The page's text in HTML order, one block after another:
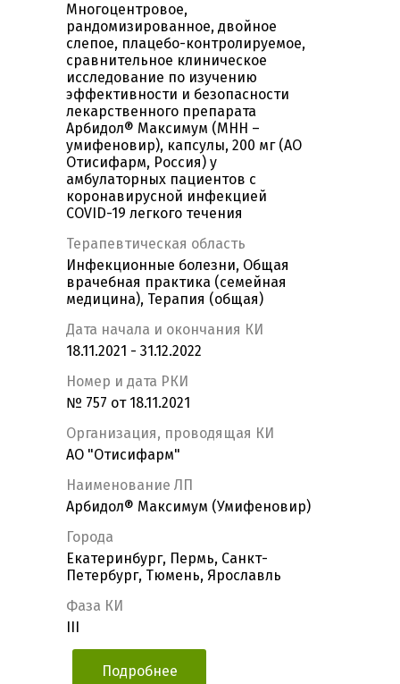
Многоцентровое,
рандомизированное, двойное
слепое, плацебо-контролируемое,
сравнительное клиническое
исследование по изучению
эффективности и безопасности
лекарственного препарата
Арбидол® Максимум (МНН –
умифеновир), капсулы, 200 мг (АО
Отисифарм, Россия) у
амбулаторных пациентов с
коронавирусной инфекцией
COVID-19 легкого течения
Терапевтическая область
Инфекционные болезни, Общая
врачебная практика (семейная
медицина), Терапия (общая)
Дата начала и окончания КИ
18.11.2021 - 31.12.2022
Номер и дата РКИ
№ 757 от 18.11.2021
Организация, проводящая КИ
АО "Отисифарм"
Наименование ЛП
Арбидол® Максимум (Умифеновир)
Города
Екатеринбург, Пермь, Санкт-
Петербург, Тюмень, Ярославль
Фаза КИ
Подробнее